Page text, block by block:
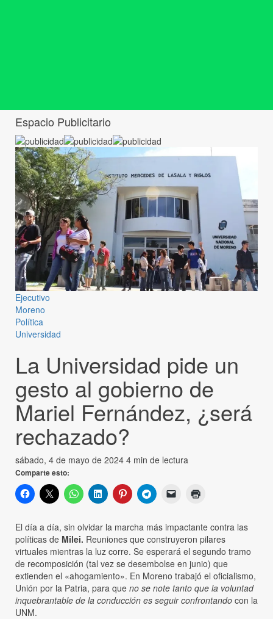
Espacio Publicitario
Ejecutivo
Moreno
Política
Universidad
La Universidad pide un
gesto al gobierno de
Mariel Fernández, ¿será
rechazado?
sábado, 4 de mayo de 2024 4 min de lectura
Comparte esto:
El día a día, sin olvidar la marcha más impactante contra las
políticas de Milei. Reuniones que construyeron pilares
virtuales mientras la luz corre. Se esperará el segundo tramo
de recomposición (tal vez se desembolse en junio) que
extienden el «ahogamiento». En Moreno trabajó el oficialismo,
Unión por la Patria, para que no se note tanto que la voluntad
inquebrantable de la conducción es seguir confrontando con la
UNM.